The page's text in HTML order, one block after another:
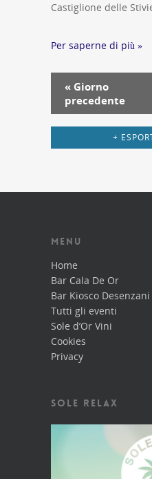
Castiglione delle
Per saperne di più »
Navigazione
per
giorno
« Giorno
precedente
+
MENU
Home
Bar Cala De Or
Bar Kiosco Desenzani
Tutti gli eventi
Sole d’Or Vini
Cookies
Privacy
SOLE RELAX